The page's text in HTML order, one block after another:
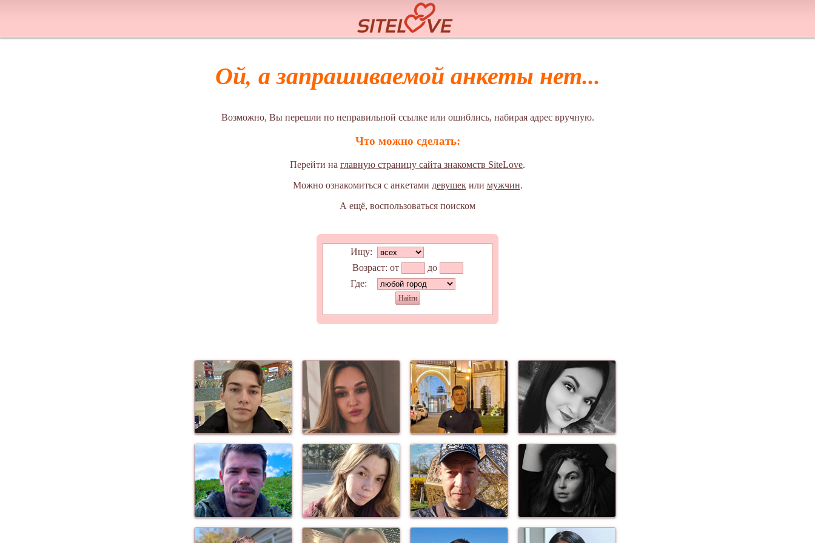
Ой, а запрашиваемой анкеты нет...
Возможно, Вы перешли по неправильной ссылке или ошиблись, набирая адрес вручную.
Что можно сделать:
Перейти на главную страницу сайта знакомств SiteLove.
Можно ознакомиться с анкетами девушекили мужчин.
А ещё, воспользоваться поиском
Ищу:
Возраст: от
до
Где:
Найти